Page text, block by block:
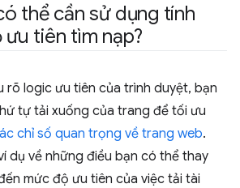
thể cần sử dụng tính
tiên tìm nạp?
rõ logic ưu tiên của trình duyệt, bạn
tự tải xuống của trang để tối ưu
chỉ số quan trọng về trang web.
dụ về những điều bạn có thể thay
mức độ ưu tiên của việc tải tài